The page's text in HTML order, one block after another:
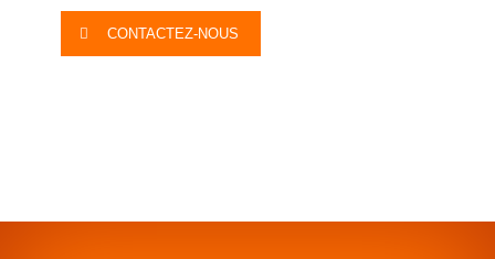
CONTACTEZ-NOUS